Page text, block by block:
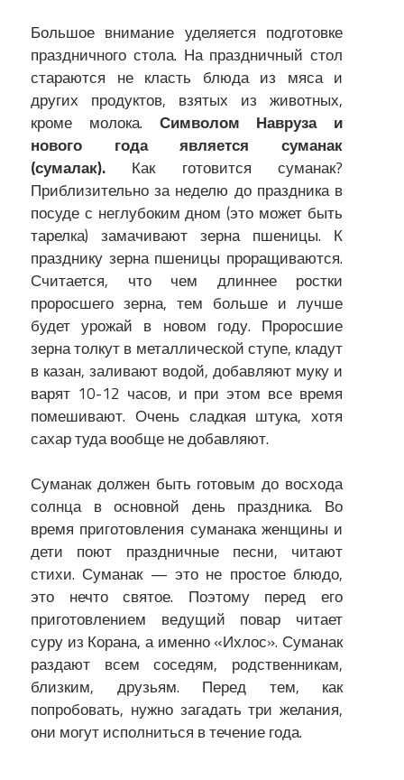
Большое внимание уделяется подготовке
праздничного стола. На праздничный стол
стараются не класть блюда из мяса и
других продуктов, взятых из животных,
кроме молока. Символом Навруза и
нового года является суманак
(сумалак). Как готовится суманак?
Приблизительно за неделю до праздника в
посуде с неглубоким дном (это может быть
тарелка) замачивают зерна пшеницы. К
празднику зерна пшеницы проращиваются.
Считается, что чем длиннее ростки
проросшего зерна, тем больше и лучше
будет урожай в новом году. Проросшие
зерна толкут в металлической ступе, кладут
в казан, заливают водой, добавляют муку и
варят 10-12 часов, и при этом все время
помешивают. Очень сладкая штука, хотя
сахар туда вообще не добавляют.
Суманак должен быть готовым до восхода
солнца в основной день праздника. Во
время приготовления суманака женщины и
дети поют праздничные песни, читают
стихи. Суманак — это не простое блюдо,
это нечто святое. Поэтому перед его
приготовлением ведущий повар читает
суру из Корана, а именно «Ихлос». Суманак
раздают всем соседям, родственникам,
близким, друзьям. Перед тем, как
попробовать, нужно загадать три желания,
они могут исполниться в течение года.